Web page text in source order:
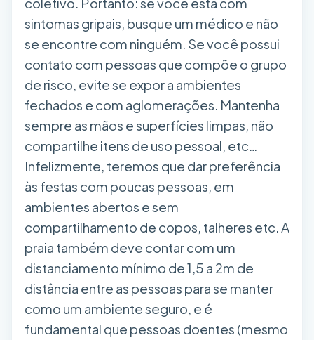
sintomas gripais, busque um médico e não
se encontre com ninguém. Se você possui
contato com pessoas que compõe o grupo
de risco, evite se expor a ambientes
fechados e com aglomerações. Mantenha
sempre as mãos e superfícies limpas, não
compartilhe itens de uso pessoal, etc…
Infelizmente, teremos que dar preferência
às festas com poucas pessoas, em
ambientes abertos e sem
compartilhamento de copos, talheres etc. A
praia também deve contar com um
distanciamento mínimo de 1,5 a 2m de
distância entre as pessoas para se manter
como um ambiente seguro, e é
fundamental que pessoas doentes (mesmo